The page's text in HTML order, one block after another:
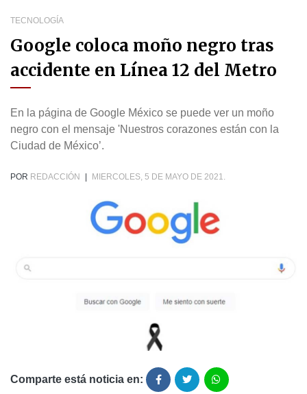
TECNOLOGÍA
Google coloca moño negro tras
accidente en Línea 12 del Metro
En la página de Google México se puede ver un moño
negro con el mensaje 'Nuestros corazones están con la
Ciudad de México’.
POR REDACCIÓN MIERCOLES, 5 DE MAYO DE 2021.
Comparte está noticia en: